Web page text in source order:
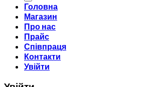
Головна
Магазин
Про нас
Прайс
Співпраця
Контакти
Увійти